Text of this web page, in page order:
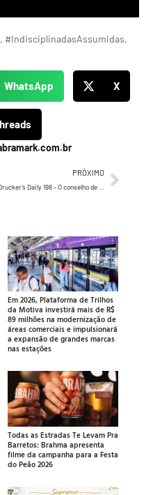
#IndisciplinadasAssumidas,
WhatsApp X
PRÓXIMO
Em 2026, Plataforma de Trilhos
da Motiva investirá mais de R$
89 milhões na modernização de
áreas comerciais e impulsionará
a expansão de grandes marcas
nas estações
Todas as Estradas Te Levam Pra
Barretos: Brahma apresenta
filme da campanha para a Festa
do Peão 2026